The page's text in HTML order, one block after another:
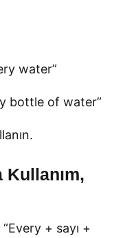
water”
bottle of water”
Kullanım,
+ sayı +